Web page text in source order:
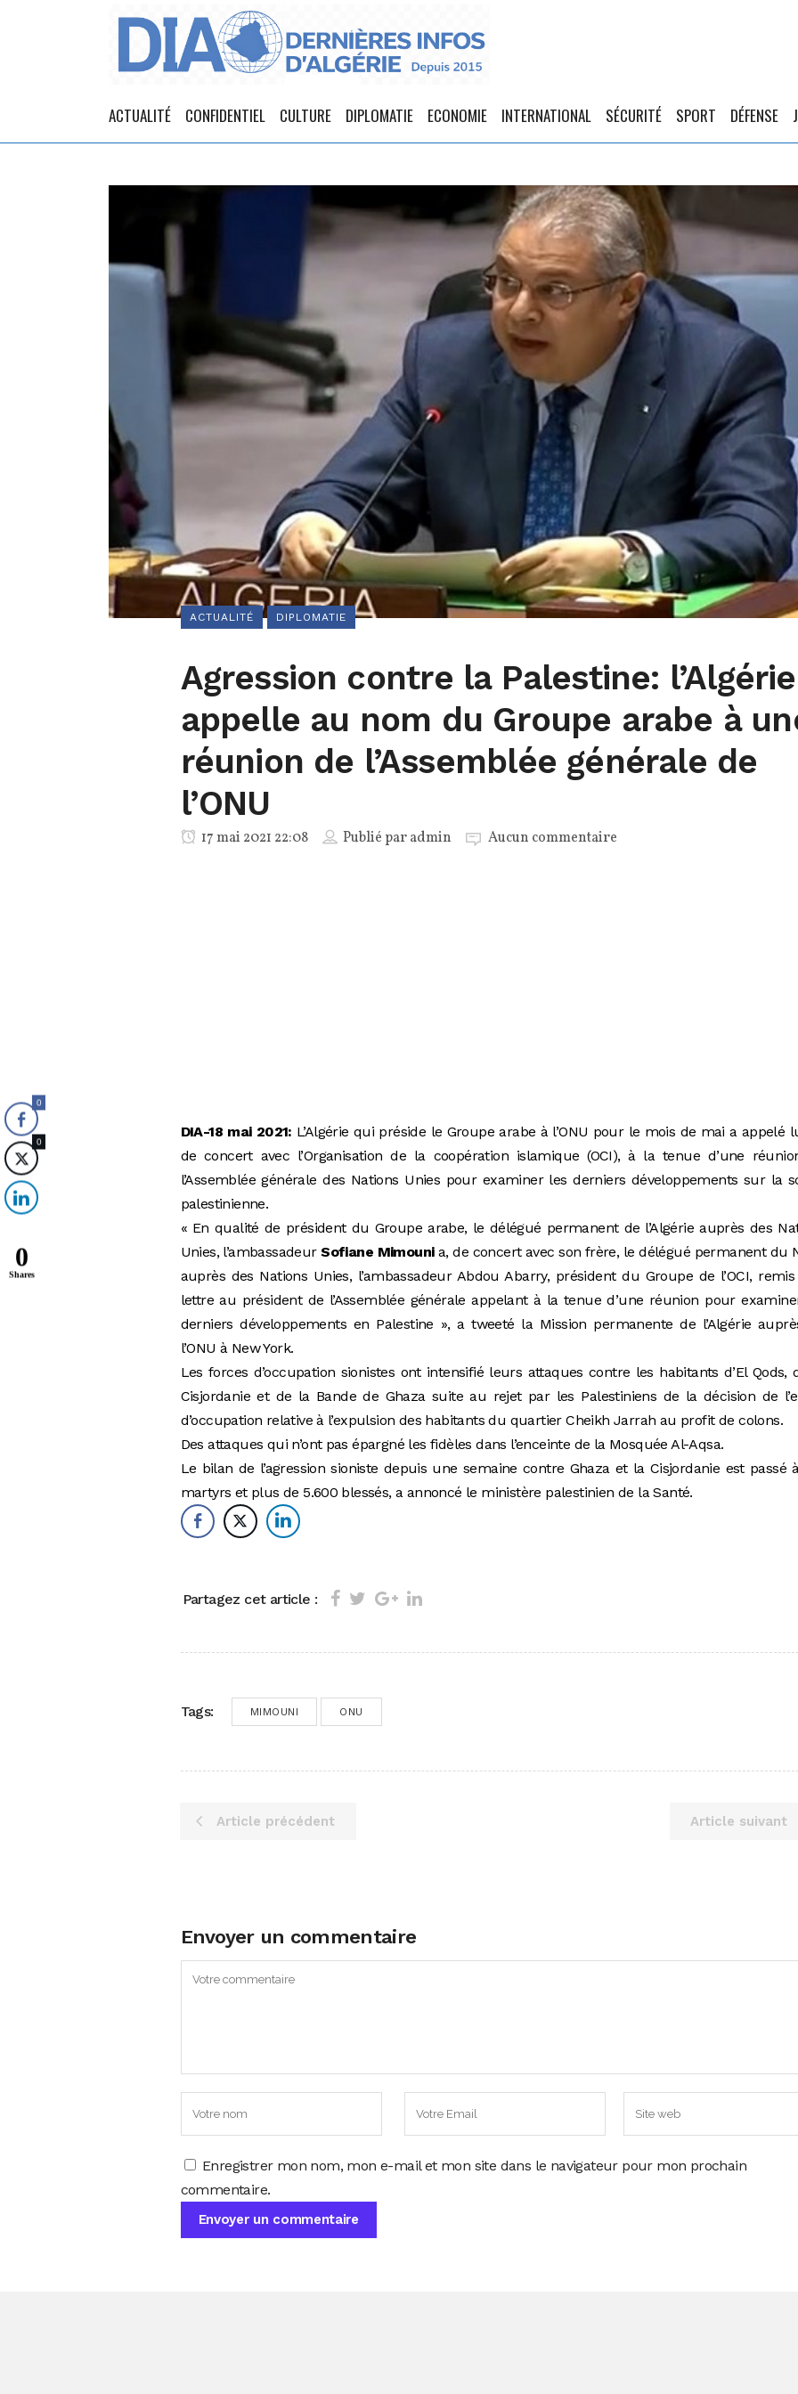
ACTUALITÉ CONFIDENTIEL CULTURE DIPLOMATIE ECONOMIE INTERNATIONAL SÉCURITÉ SPORT DÉFENSE
ACTUALITÉ DIPLOMATIE
Agression contre la Palestine: l’Algérie
appelle au nom du Groupe arabe à
réunion de l’Assemblée générale de
l’ONU
17 mai 2021 22:08 Publié paradmin Aucun commentaire
DIA-18 mai 2021: L’Algérie qui préside le Groupe arabe à l’ONU pour le mois de mai a appelé
de concert avec l’Organisation de la coopération islamique (OCI), à la tenue d’une
l’Assemblée générale des Nations Unies pour examiner les derniers développements sur la
palestinienne.
« En qualité de président du Groupe arabe, le délégué permanent de l’Algérie auprès des
Unies, l’ambassadeurSofiane Mimounia, de concert avec son frère, le délégué permanent du
auprès des Nations Unies, l’ambassadeur Abdou Abarry, président du Groupe de l’OCI,
lettre au président de l’Assemblée générale appelant à la tenue d’une réunion pour
derniers développements en Palestine », a tweeté la Mission permanente de l’Algérie
l’ONU à New York.
Les forces d’occupation sionistes ont intensifié leurs attaques contre les habitants d’El Qods,
Cisjordanie et de la Bande de Ghaza suite au rejet par les Palestiniens de la décision de
d’occupation relative à l’expulsion des habitants du quartier Cheikh Jarrah au profit de colons.
Des attaques qui n’ont pas épargné les fidèles dans l’enceinte de la Mosquée Al-Aqsa.
Le bilan de l’agression sioniste depuis une semaine contre Ghaza et la Cisjordanie est passé
martyrs et plus de 5.600 blessés, a annoncé le ministère palestinien de la Santé.
Partagez cet article :
Tags: MIMOUNI ONU
Article précédent Article suivant
Envoyer un commentaire
Enregistrer mon nom, mon e-mail et mon site dans le navigateur pour mon prochain
commentaire.
0
0
0
Shares